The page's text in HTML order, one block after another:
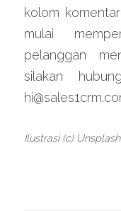
kolom
mulai
pelanggan
silakan
Ilustrasi (c)